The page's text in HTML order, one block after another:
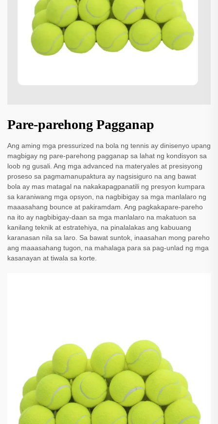
Pare-parehong Pagganap
Ang aming mga pressurized na bola ng tennis ay dinisenyo upang
magbigay ng pare-parehong pagganap sa lahat ng kondisyon sa
loob ng gusali. Ang mga advanced na materyales at presisyong
proseso sa pagmamanupaktura ay nagsisiguro na ang bawat
bola ay mas matagal na nakakapagpanatili ng presyon kumpara
sa karaniwang mga opsyon, na nagbibigay sa mga manlalaro ng
maaasahang bounce at pakiramdam. Ang pagkakapare-pareho
na ito ay nagbibigay-daan sa mga manlalaro na makatuon sa
kanilang teknik at estratehiya, na pinalalakas ang kabuuang
karanasan nila sa laro. Sa bawat suntok, inaasahan mong pareho
ang maaasahang tugon, na mahalaga para sa pag-unlad ng mga
kasanayan at tiwala sa korte.